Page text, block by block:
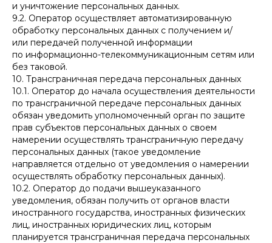
и уничтожение персональных данных.
9.2. Оператор осуществляет автоматизированную
обработку персональных данных с получением и/
или передачей полученной информации
по информационно-телекоммуникационным сетям или
без таковой.
10. Трансграничная передача персональных данных
10.1. Оператор до начала осуществления деятельности
по трансграничной передаче персональных данных
обязан уведомить уполномоченный орган по защите
прав субъектов персональных данных о своем
намерении осуществлять трансграничную передачу
персональных данных (такое уведомление
направляется отдельно от уведомления о намерении
осуществлять обработку персональных данных).
10.2. Оператор до подачи вышеуказанного
уведомления, обязан получить от органов власти
иностранного государства, иностранных физических
лиц, иностранных юридических лиц, которым
планируется трансграничная передача персональных